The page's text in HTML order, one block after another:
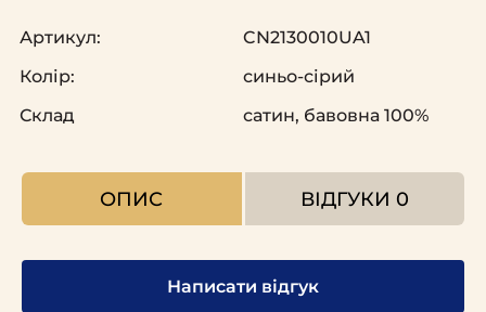
Артикул:
CN2130010UA1
Колір:
синьо-сірий
Склад
сатин, бавовна 100%
ОПИС ВІДГУКИ 0
Написати відгук